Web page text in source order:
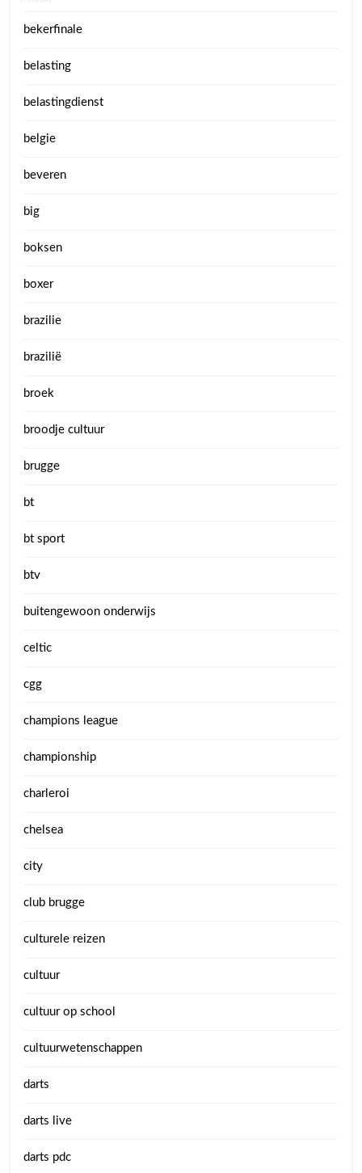
bekerfinale
belasting
belastingdienst
belgie
beveren
big
boksen
boxer
brazilie
brazilië
broek
broodje cultuur
brugge
bt
bt sport
btv
buitengewoon onderwijs
celtic
cgg
champions league
championship
charleroi
chelsea
city
club brugge
culturele reizen
cultuur
cultuur op school
cultuurwetenschappen
darts
darts live
darts pdc